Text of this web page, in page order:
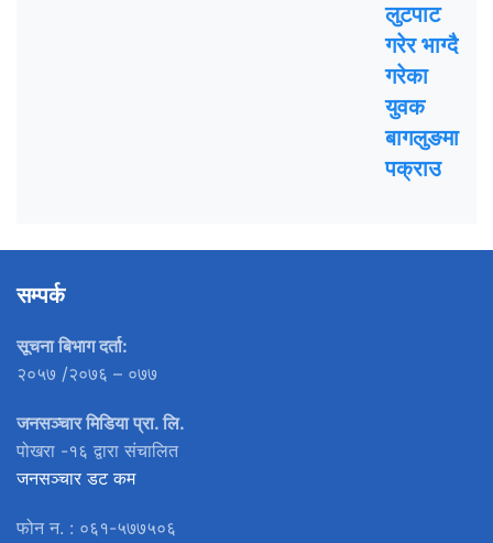
लुटपाट
गरेर भाग्दै
गरेका
युवक
बागलुङमा
पक्राउ
सम्पर्क
सूचना बिभाग दर्ता:
२०५७ /२०७६ – ०७७
जनसञ्चार मिडिया प्रा. लि.
पोखरा -१६ द्वारा संचालित
जनसञ्चार डट कम
फोन न. : ०६१-५७७५०६